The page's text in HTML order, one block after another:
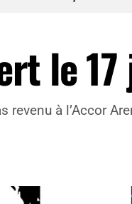
le
revenu à l’Accor